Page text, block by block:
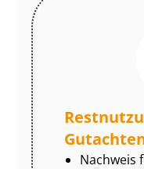
Nachweis